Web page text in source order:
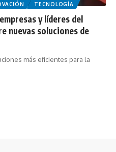
TECNOLOGÍA
y líderes del
nuevas soluciones de
más eficientes para la